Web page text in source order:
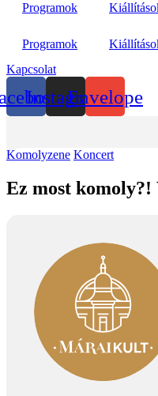
Programok
Programok
Kapcsolat
InstagramEnvelope
Komolyzene Koncert
Ez most komoly?!